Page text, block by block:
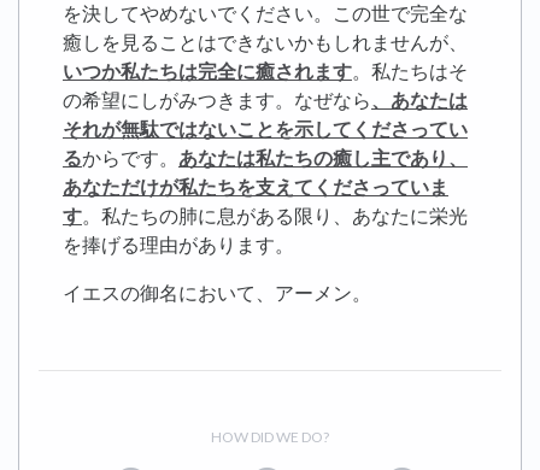
を決してやめないでください。この世で完全な
癒しを見ることはできないかもしれませんが、
いつか私たちは完全に癒されます。私たちはそ
の希望にしがみつきます。なぜなら、あなたは
それが無駄ではないことを示してくださってい
るからです。 あなたは私たちの癒し主であり、
あなただけが私たちを支えてくださっていま
す。私たちの肺に息がある限り、あなたに栄光
を捧げる理由があります。
イエスの御名において、アーメン。
HOW DID WE DO?